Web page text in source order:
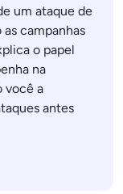
um ataque de
campanhas
o papel
na
você a
antes